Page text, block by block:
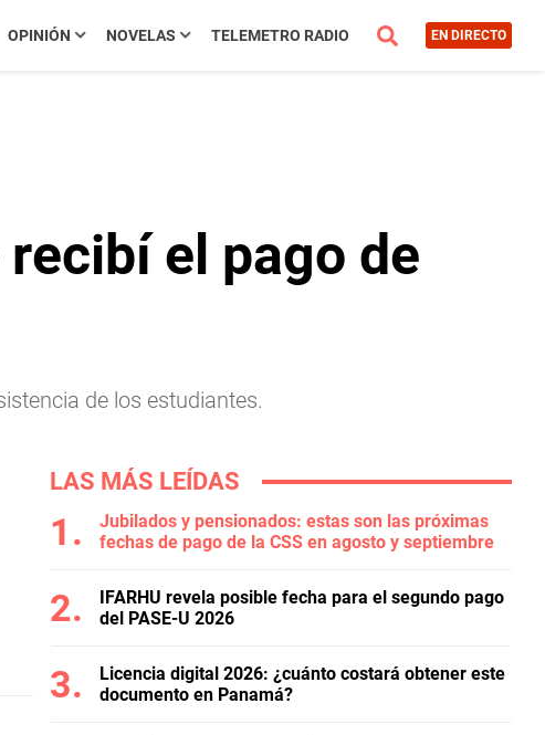
OPINIÓN NOVELAS TELEMETRO RADIO EN DIRECTO
el pago de
de los estudiantes.
LAS MÁS LEÍDAS
Jubilados y pensionados: estas son las próximas
fechas de pago de la CSS en agosto y septiembre
IFARHU revela posible fecha para el segundo pago
del PASE-U 2026
Licencia digital 2026: ¿cuánto costará obtener este
documento en Panamá?